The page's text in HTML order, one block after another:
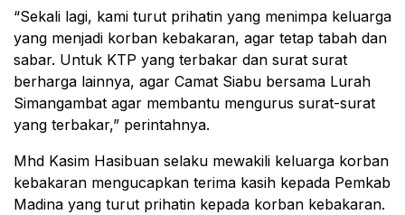
“Sekali lagi, kami turut prihatin yang menimpa keluarga
yang menjadi korban kebakaran, agar tetap tabah dan
sabar. Untuk KTP yang terbakar dan surat surat
berharga lainnya, agar Camat Siabu bersama Lurah
Simangambat agar membantu mengurus surat-surat
yang terbakar,” perintahnya.
Mhd Kasim Hasibuan selaku mewakili keluarga korban
kebakaran mengucapkan terima kasih kepada Pemkab
Madina yang turut prihatin kepada korban kebakaran.